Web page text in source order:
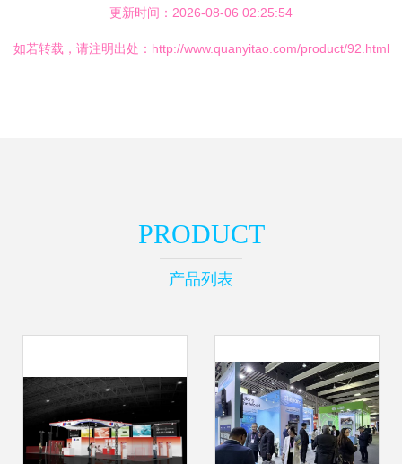
更新时间：2026-08-06 02:25:54
如若转载，请注明出处：http://www.quanyitao.com/product/92.html
PRODUCT
产品列表